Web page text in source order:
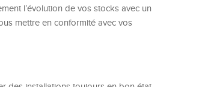
l’évolution de vos stocks avec un
mettre en conformité avec vos